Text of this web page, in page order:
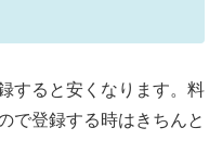
すると安くなります。料
で登録する時はきちんと